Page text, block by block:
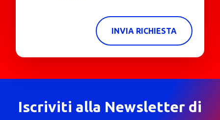
INVIA RICHIESTA
Iscriviti alla Newsletter di